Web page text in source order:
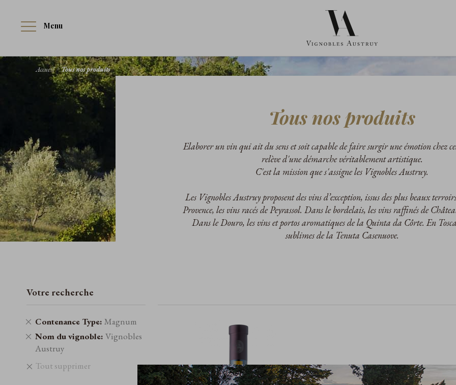
Menu
Tous nos produits
Elaborer un vin qui ait du sens et soit capable de faire surgir une émotion chez
relève d'une démarche véritablement artistique.
C'est la mission que s'assigne les Vignobles Austruy.
Les Vignobles Austruy proposent des vins d’exception, issus des plus beaux
Provence, les vins racés de Peyrassol. Dans le bordelais, les vins raffinés de
Dans le Douro, les vins et portos aromatiques de la Quinta da Côrte. En
sublimes de la Tenuta Casenuove.
Accueil Tous nos produits
Votre recherche
Contenance Type Magnum
Retirer
cet
élément
Nom du vignoble Vignobles
Austruy
Retirer
cet
Tout supprimer